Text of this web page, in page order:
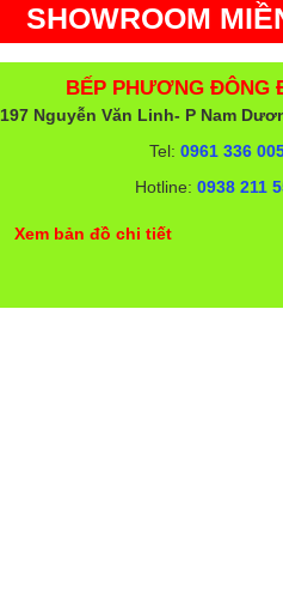
SHOWROOM
BẾP PHƯƠNG ĐÔNG
197 Nguyễn Văn Linh- P Nam
Tel:0961 336
Hotline: 0938 211
Xem bản đồ chi tiết